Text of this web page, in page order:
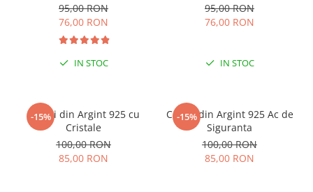
95,00 RON
76,00 RON
IN STOC
95,00 RON
76,00 RON
IN STOC
-15%
Cercei din Argint 925 cu
Cristale
100,00 RON
85,00 RON
-15%
Cercei din Argint 925 Ac de
Siguranta
100,00 RON
85,00 RON